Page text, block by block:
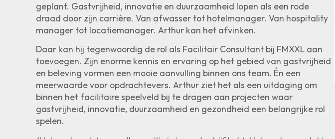
geplant. Gastvrijheid, innovatie en duurzaamheid lopen als een rode
draad door zijn carrière. Van afwasser tot hotelmanager. Van hospitality
manager tot locatiemanager. Arthur kan het afvinken.
Daar kan hij tegenwoordig de rol als Facilitair Consultant bij FMXXL aan
toevoegen. Zijn enorme kennis en ervaring op het gebied van gastvrijheid
en beleving vormen een mooie aanvulling binnen ons team. Én een
meerwaarde voor opdrachtevers. Arthur ziet het als een uitdaging om
binnen het facilitaire speelveld bij te dragen aan projecten waar
gastvrijheid, innovatie, duurzaamheid en gezondheid een belangrijke rol
spelen.